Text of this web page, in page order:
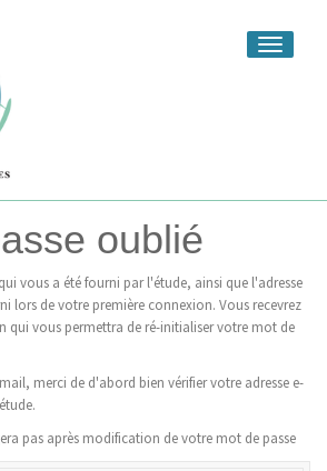
Toggle
oublié
vous a été fourni par l'étude, ainsi que l'adresse
lors de votre première connexion. Vous recevrez
qui vous permettra de ré-initialiser votre mot de
merci de d'abord bien vérifier votre adresse e-
pas après modification de votre mot de passe